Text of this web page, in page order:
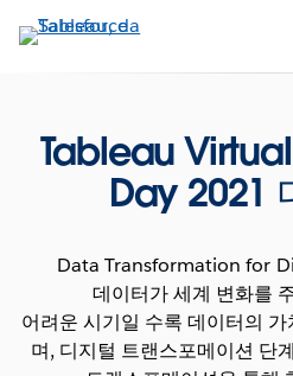
Passa
Tableau
Day 2021
Data Transformation for
데이터가 세계 변화를
어려운 시기일 수록 데이터의
며, 디지털 트랜스포메이션 단